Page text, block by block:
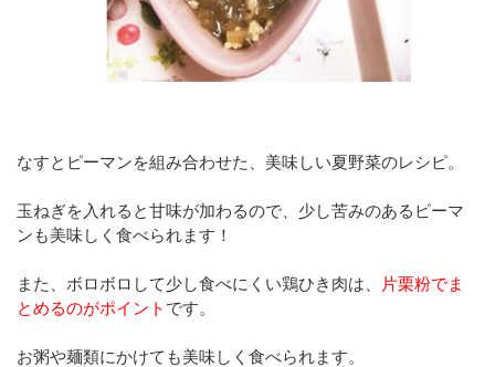
なすとピーマンを組み合わせた、美味しい夏野菜のレシピ。
玉ねぎを入れると甘味が加わるので、少し苦みのあるピーマ
ンも美味しく食べられます！
また、 ボロボロして少し食べにくい鶏ひき肉は、
片栗粉でま
とめるのがポイント です。
お粥や麺類にかけても美味しく食べられます。